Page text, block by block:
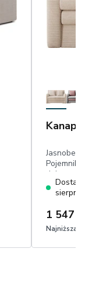
111x196
sztruks
sierpnia
1 547
Najniższa